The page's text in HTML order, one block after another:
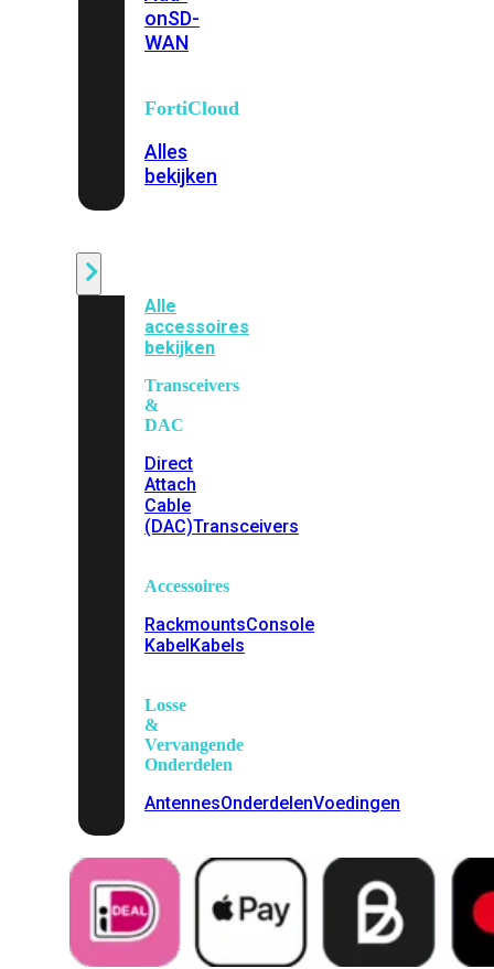
onSD-
WAN
FortiCloud
Alles
bekijken
Alle
accessoires
bekijken
Transceivers
&
DAC
Direct
Attach
Cable
(DAC)Transceivers
Accessoires
RackmountsConsole
KabelKabels
Losse
&
Vervangende
Onderdelen
AntennesOnderdelenVoedingen